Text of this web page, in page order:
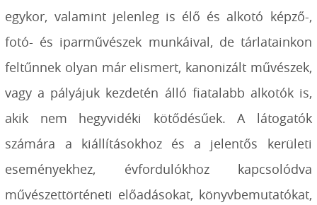
egykor, valamint jelenleg is élő és alkotó képző-,
fotó- és iparművészek munkáival, de tárlatainkon
feltűnnek olyan már elismert, kanonizált művészek,
vagy a pályájuk kezdetén álló fiatalabb alkotók is,
akik nem hegyvidéki kötődésűek. A látogatók
számára a kiállításokhoz és a jelentős kerületi
eseményekhez, évfordulókhoz kapcsolódva
művészettörténeti előadásokat, könyvbemutatókat,